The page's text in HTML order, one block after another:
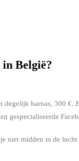
België?
harnas, 300
gespecialiseerde
niet midden in de